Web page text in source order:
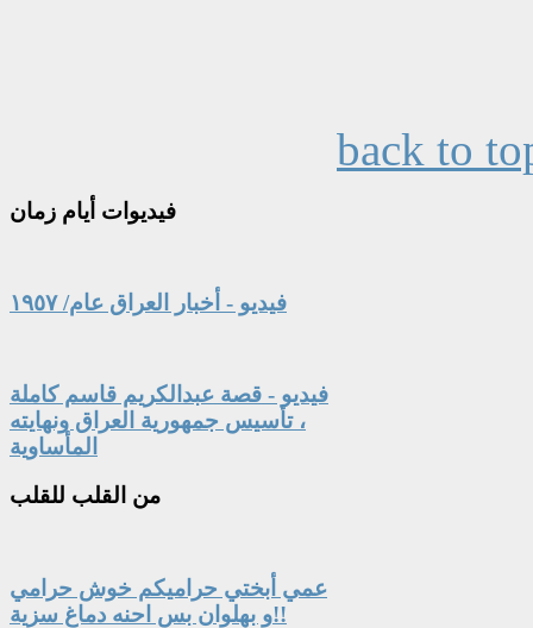
back to
فيديوات أيام زمان
فيديو - أخبار العراق عام/ ١٩٥٧
فيديو - قصة عبدالكريم قاسم كاملة
، تأسيس جمهورية العراق ونهايته
المأساوية
من القلب للقلب
عمي أبختي حراميكم خوش حرامي
و بهلوان بس احنه دماغ سزية!!